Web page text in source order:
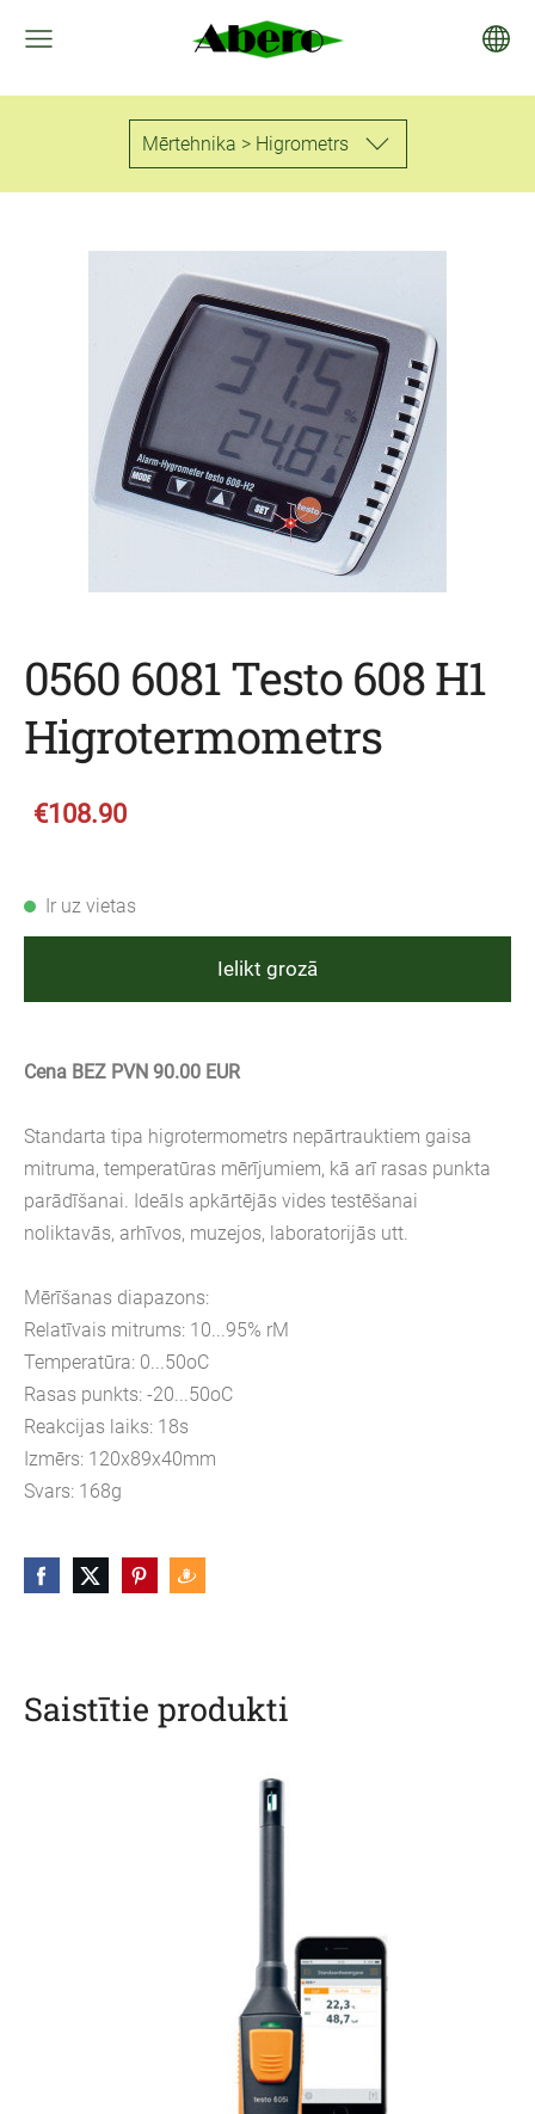
Mērtehnika > Higrometrs
0560 6081 Testo 608 H1
Higrotermometrs
€108.90
Ir uz vietas
Ielikt grozā
Cena BEZ PVN 90.00 EUR
Standarta tipa higrotermometrs nepārtrauktiem gaisa
mitruma, temperatūras mērījumiem, kā arī rasas punkta
parādīšanai. Ideāls apkārtējās vides testēšanai
noliktavās, arhīvos, muzejos, laboratorijās utt.
Mērīšanas diapazons:
Relatīvais mitrums: 10...95% rM
Temperatūra: 0...50oC
Rasas punkts: -20...50oC
Reakcijas laiks: 18s
Izmērs: 120x89x40mm
Svars: 168g
Saistītie produkti